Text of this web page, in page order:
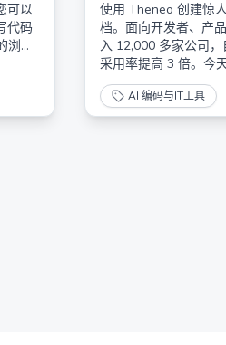
可以
代码
浏览
使用 Theneo 创建惊
档。面向开发者、产
入 12,000 多家公司，
采用率提高 3 倍。今
AI 编码与IT工具